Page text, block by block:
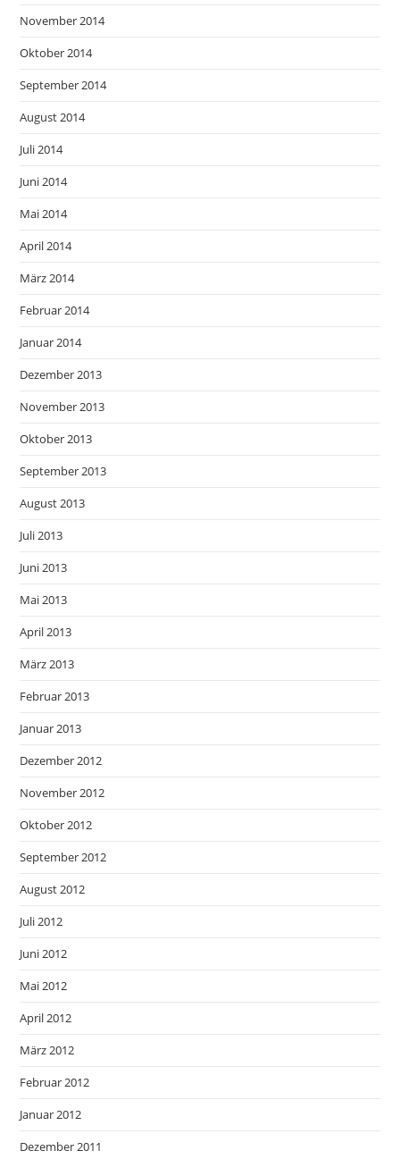
November 2014
Oktober 2014
September 2014
August 2014
Juli 2014
Juni 2014
Mai 2014
April 2014
März 2014
Februar 2014
Januar 2014
Dezember 2013
November 2013
Oktober 2013
September 2013
August 2013
Juli 2013
Juni 2013
Mai 2013
April 2013
März 2013
Februar 2013
Januar 2013
Dezember 2012
November 2012
Oktober 2012
September 2012
August 2012
Juli 2012
Juni 2012
Mai 2012
April 2012
März 2012
Februar 2012
Januar 2012
Dezember 2011